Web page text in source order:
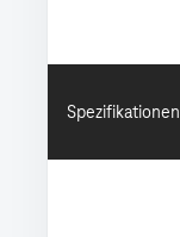
Spezifikationen